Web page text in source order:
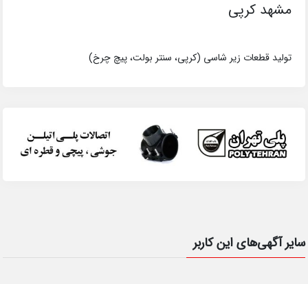
مشهد کرپی
تولید قطعات زیر شاسی (کرپی، سنتر بولت، پیچ چرخ)
سایر آگهی‌های این کاربر